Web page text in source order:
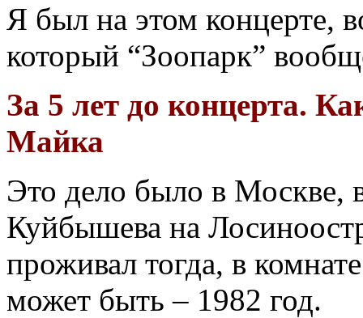
Я был на этом концерте,
который “Зоопарк”
За 5 лет до концерта.
Майка
Это дело было в
Куйбышева на
проживал тогда, в
может быть – 1982 год.